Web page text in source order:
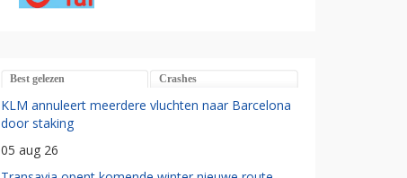
Best gelezen Crashes
KLM annuleert meerdere vluchten naar Barcelona
door staking
05 aug 26